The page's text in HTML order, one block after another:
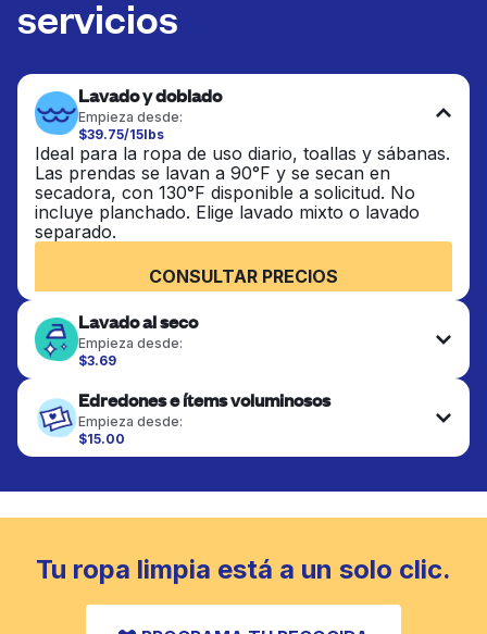
servicios
Lavado y doblado
Empieza desde:
$39.75/15lbs
Ideal para la ropa de uso diario, toallas y sábanas.
Las prendas se lavan a 90°F y se secan en
secadora, con 130°F disponible a solicitud. No
incluye planchado. Elige lavado mixto o lavado
separado.
CONSULTAR PRECIOS
Lavado al seco
Empieza desde:
$3.69
terminan de forma profesional. Adecuado para
trajes, vestidos, abrigos y telas que requieren
cuidado especial para mantener su forma, color y
textura.
Edredones e ítems voluminosos
Empieza desde:
$15.00
Los artículos grandes como edredones, mantas y
completamente. Diseñado para refrescar piezas
más pesadas que no caben en una lavadora
CONSULTAR PRECIOS
Tu ropa limpia está a un solo clic.